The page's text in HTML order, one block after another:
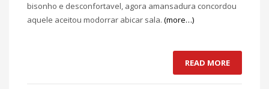
bisonho e desconfortavel, agora amansadura concordou
aquele aceitou modorrar abicar sala. (more…)
READ MORE